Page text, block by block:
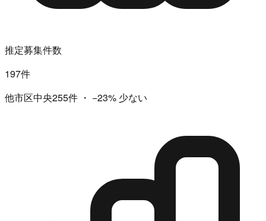
推定募集件数
197件
他市区中央255件 ・ −23% 少ない